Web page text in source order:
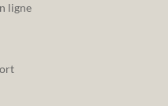
ligne